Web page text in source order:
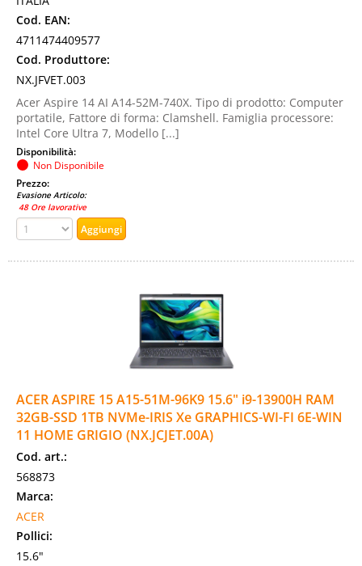
Cod. EAN:
4711474409577
Cod. Produttore:
NX.JFVET.003
Acer Aspire 14 AI A14-52M-740X. Tipo di prodotto: Computer
portatile, Fattore di forma: Clamshell. Famiglia processore:
Intel Core Ultra 7, Modello [...]
Disponibilità:
Non Disponibile
Prezzo:
Evasione Articolo:
48 Ore lavorative
ACER ASPIRE 15 A15-51M-96K9 15.6" i9-13900H RAM
32GB-SSD 1TB NVMe-IRIS Xe GRAPHICS-WI-FI 6E-WIN
11 HOME GRIGIO (NX.JCJET.00A)
Cod. art.:
568873
Marca:
ACER
Pollici:
15.6"